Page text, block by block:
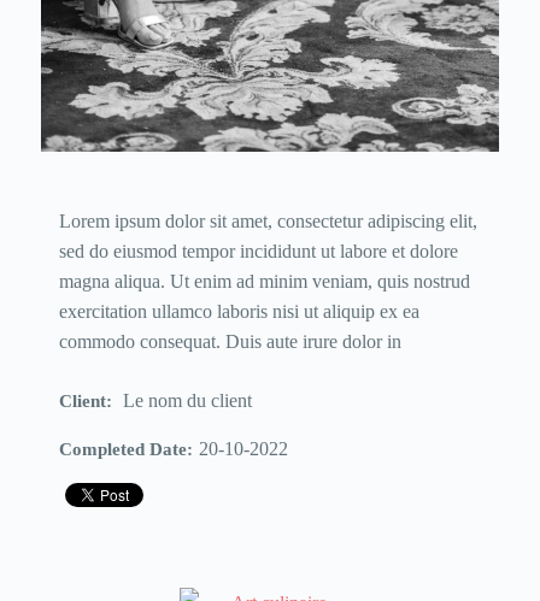
Lorem ipsum dolor sit amet, consectetur adipiscing elit,
sed do eiusmod tempor incididunt ut labore et dolore
magna aliqua. Ut enim ad minim veniam, quis nostrud
exercitation ullamco laboris nisi ut aliquip ex ea
commodo consequat. Duis aute irure dolor in
Client: Le nom du client
Completed Date: 20-10-2022